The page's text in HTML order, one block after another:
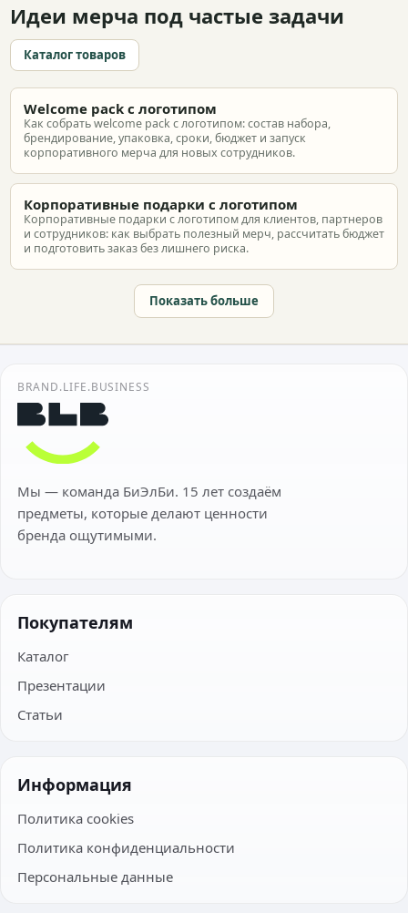
Идеи мерча под частые задачи
Каталог товаров
Welcome pack с логотипом
Как собрать welcome pack с логотипом: состав набора,
брендирование, упаковка, сроки, бюджет и запуск
корпоративного мерча для новых сотрудников.
Корпоративные подарки с логотипом
Корпоративные подарки с логотипом для клиентов, партнеров
и сотрудников: как выбрать полезный мерч, рассчитать бюджет
и подготовить заказ без лишнего риска.
Показать больше
BRAND.LIFE.BUSINESS
Мы — команда БиЭлБи. 15 лет создаём
предметы, которые делают ценности
бренда ощутимыми.
Покупателям
Каталог
Презентации
Статьи
Информация
Политика cookies
Политика конфиденциальности
Персональные данные